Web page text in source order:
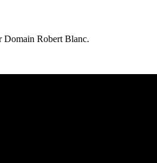
Domain Robert Blanc.